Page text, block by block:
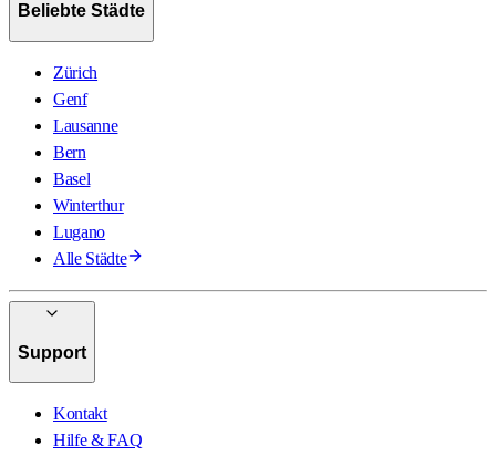
Beliebte Städte
Zürich
Genf
Lausanne
Bern
Basel
Winterthur
Lugano
Alle Städte
Support
Kontakt
Hilfe & FAQ